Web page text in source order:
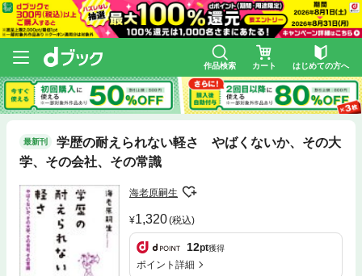
作品検索 カート はじめての方へ
最新刊
学歴の耐えられない軽さ やばくないか、その大
学、その会社、その常識
海老原嗣生
1,320(税込)
12pt獲得
ポイント詳細